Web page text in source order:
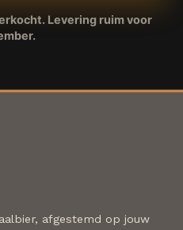
Levering ruim voor
afgestemd op jouw